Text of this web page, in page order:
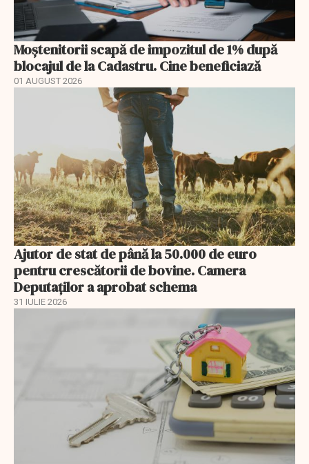
Moștenitorii scapă de impozitul de 1% după
blocajul de la Cadastru. Cine beneficiază
01 AUGUST 2026
Ajutor de stat de până la 50.000 de euro
pentru crescătorii de bovine. Camera
Deputaților a aprobat schema
31 IULIE 2026